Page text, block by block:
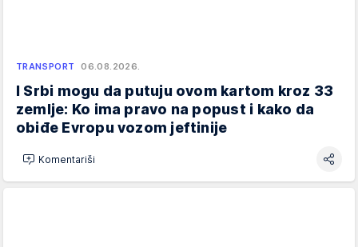
TRANSPORT 06.08.2026.
I Srbi mogu da putuju ovom kartom kroz 33
zemlje: Ko ima pravo na popust i kako da
obiđe Evropu vozom jeftinije
Komentariši